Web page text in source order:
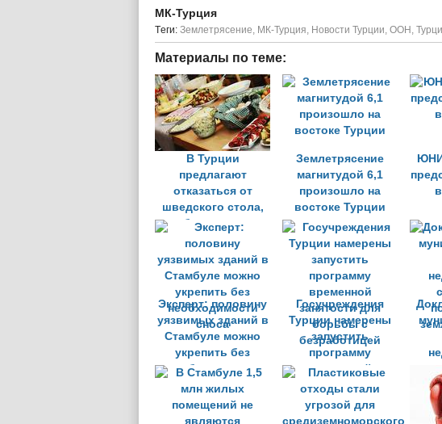
МК-Турция
Tеги: Землетрясение, МК-Турция, Новости Турции, ООН ,
Материалы по теме:
В Турции
предлагают
отказаться от
шведского стола,
чтобы сократить
пищевые отходы
Землетрясение
магнитудой 6,1
произошло на
востоке Турции
Эксперт: половину
уязвимых зданий в
Стамбуле можно
укрепить без
необходимости
сноса
Госучреждения
Турции намерены
запустить
программу
временной
занятости для
борьбы с
безработицей